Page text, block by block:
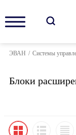
ЭВАН / Системы
Блоки